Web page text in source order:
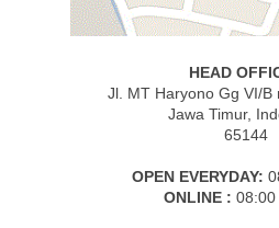
HEAD
Jl. MT Haryono Gg VI/B
Jawa Timur,
65144
OPEN EVERYDAY:
ONLINE : 08:00